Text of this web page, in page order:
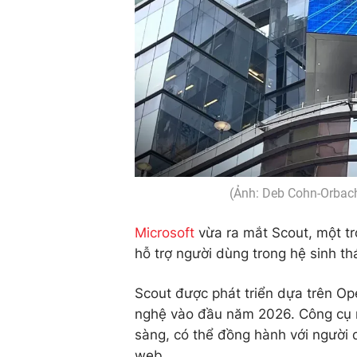
(Ảnh: Deb Cohn-
Microsoft vừa ra mắt Scout, một
hỗ trợ người dùng trong hệ sinh
Scout được phát triển dựa trên
nghệ vào đầu năm 2026. Công
sàng, có thể đồng hành với